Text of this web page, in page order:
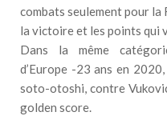
combats seulement pour la
la victoire et les points qui
Dans la même
d’Europe -23 ans en
soto-otoshi, contre
golden score.